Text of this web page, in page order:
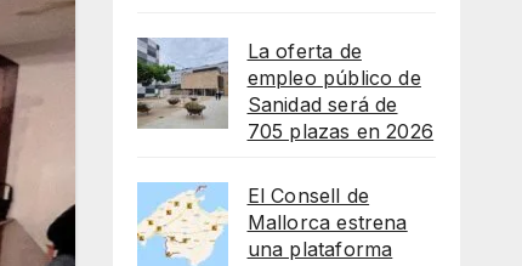
La oferta de
empleo público de
Sanidad será de
705 plazas en 2026
El Consell de
Mallorca estrena
una plataforma